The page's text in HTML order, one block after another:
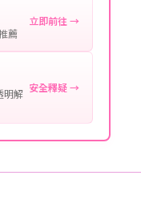
薦
立即前往 →
明解 安全釋疑 →